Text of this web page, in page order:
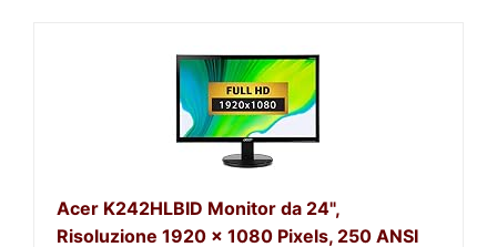
Acer K242HLBID Monitor da 24",
Risoluzione 1920 x 1080 Pixels, 250 ANSI